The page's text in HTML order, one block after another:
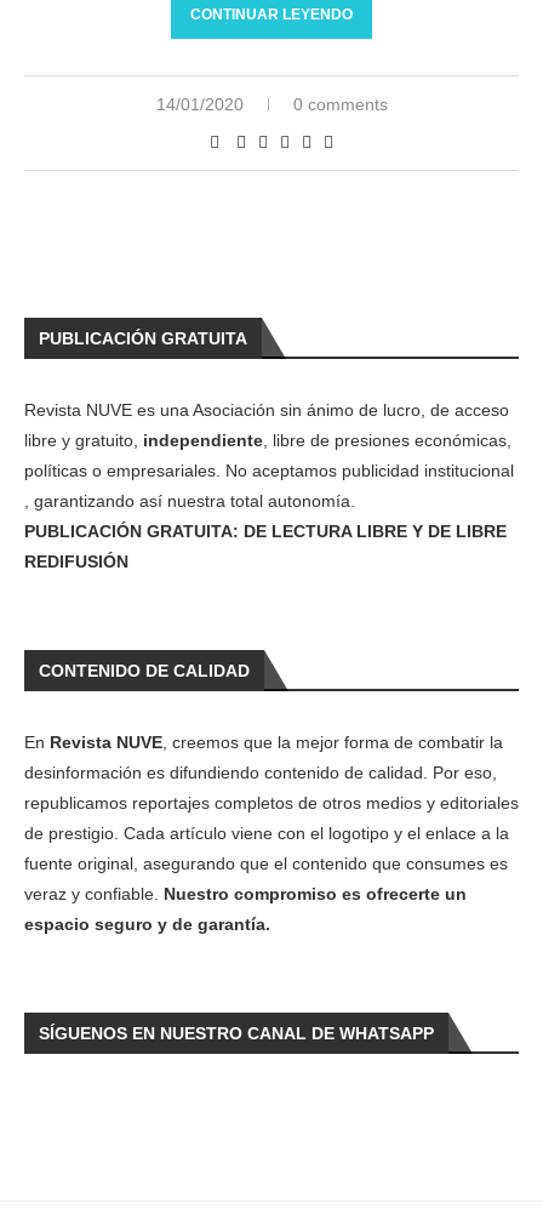
CONTINUAR LEYENDO
14/01/2020 0 comments
PUBLICACIÓN GRATUITA
Revista NUVE es una Asociación sin ánimo de lucro, de acceso
libre y gratuito, independiente , libre de presiones económicas,
políticas o empresariales. No aceptamos publicidad institucional
, garantizando así nuestra total autonomía.
PUBLICACIÓN GRATUITA: DE LECTURA LIBRE Y DE LIBRE
REDIFUSIÓN
CONTENIDO DE CALIDAD
En Revista NUVE , creemos que la mejor forma de combatir la
desinformación es difundiendo contenido de calidad. Por eso,
republicamos reportajes completos de otros medios y editoriales
de prestigio. Cada artículo viene con el logotipo y el enlace a la
fuente original, asegurando que el contenido que consumes es
veraz y confiable. Nuestro compromiso es ofrecerte un
espacio seguro y de garantía.
SÍGUENOS EN NUESTRO CANAL DE WHATSAPP